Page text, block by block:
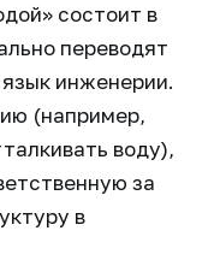
состоит в
переводят
инженерии.
(например,
воду),
за
в